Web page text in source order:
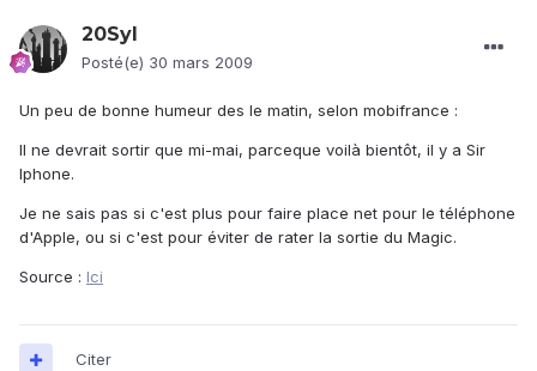
20Syl
Posté(e) 30 mars 2009
Un peu de bonne humeur des le matin, selon mobifrance :
Il ne devrait sortir que mi-mai, parceque voilà bientôt, il y a Sir
Iphone.
Je ne sais pas si c'est plus pour faire place net pour le téléphone
d'Apple, ou si c'est pour éviter de rater la sortie du Magic.
Source : Ici
Citer